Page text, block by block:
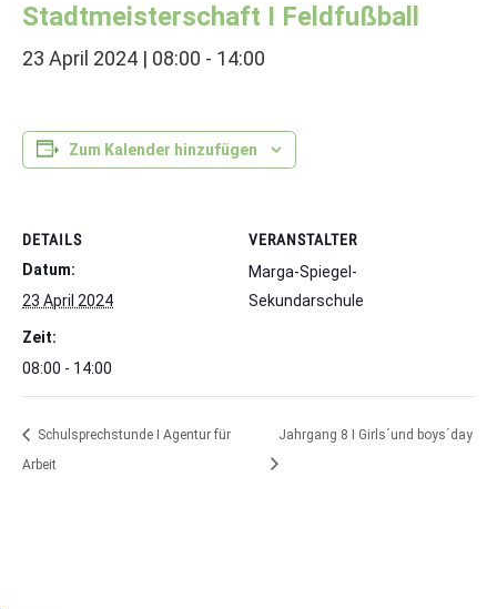
Stadtmeisterschaft I Feldfußball
23 April 2024 | 08:00 - 14:00
Zum Kalender hinzufügen
DETAILS
Datum:
23 April 2024
Zeit:
08:00 - 14:00
VERANSTALTER
Marga-Spiegel-
Sekundarschule
Schulsprechstunde I Agentur für
Arbeit
Jahrgang 8 I Girls´und boys´day